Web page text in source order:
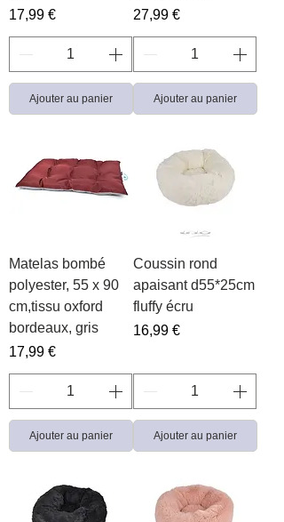
Prix
17,99 €
Ajouter au panier
Prix
27,99 €
Ajouter au panier
Matelas bombé
polyester, 55 x 90
cm,tissu oxford
bordeaux, gris
Prix
17,99 €
Ajouter au panier
Coussin rond
apaisant d55*25cm
fluffy écru
Prix
16,99 €
Ajouter au panier